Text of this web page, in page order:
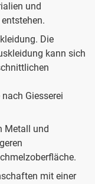
und
Die
kann sich
Giesserei
Metall und
mit einer